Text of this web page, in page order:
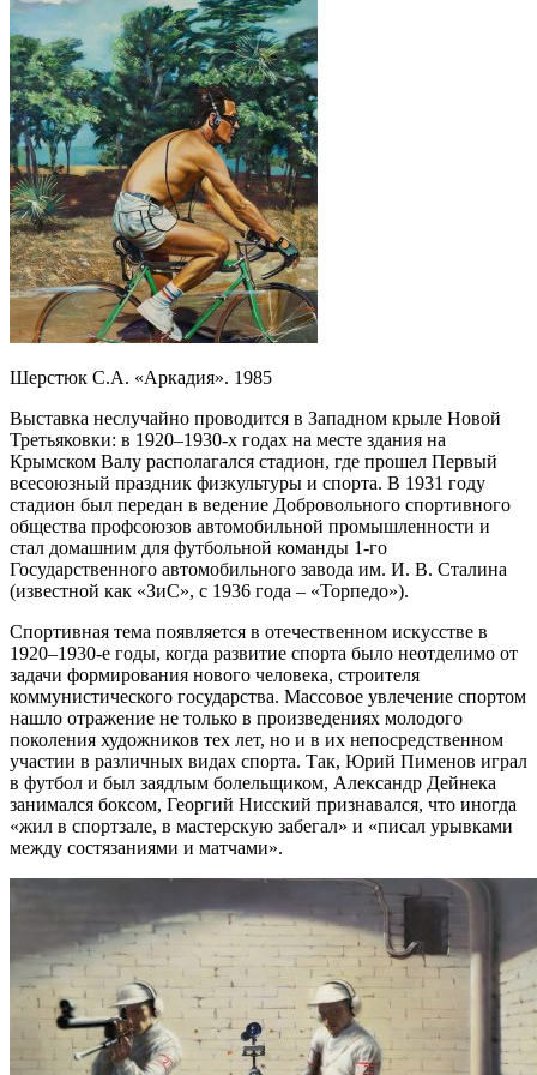
Шерстюк С.А. «Аркадия». 1985
Выставка неслучайно проводится в Западном крыле Новой
Третьяковки: в 1920–1930-х годах на месте здания на
Крымском Валу располагался стадион, где прошел Первый
всесоюзный праздник физкультуры и спорта. В 1931 году
стадион был передан в ведение Добровольного спортивного
общества профсоюзов автомобильной промышленности и
стал домашним для футбольной команды 1-го
Государственного автомобильного завода им. И. В. Сталина
(известной как «ЗиС», с 1936 года – «Торпедо»).
Спортивная тема появляется в отечественном искусстве в
1920–1930-е годы, когда развитие спорта было неотделимо от
задачи формирования нового человека, строителя
коммунистического государства. Массовое увлечение спортом
нашло отражение не только в произведениях молодого
поколения художников тех лет, но и в их непосредственном
участии в различных видах спорта. Так, Юрий Пименов играл
в футбол и был заядлым болельщиком, Александр Дейнека
занимался боксом, Георгий Нисский признавался, что иногда
«жил в спортзале, в мастерскую забегал» и «писал урывками
между состязаниями и матчами».